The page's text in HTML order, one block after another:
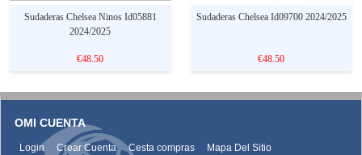
Sudaderas Chelsea Ninos Id05881
2024/2025
€48.50
Sudaderas Chelsea Id09700 2024/2025
€48.50
OMI CUENTA
Login Crear Cuenta Cesta compras Mapa Del Sitio